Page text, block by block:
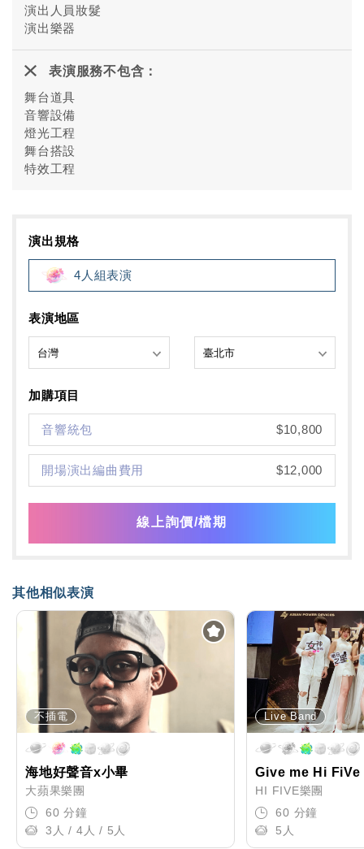
演出人員妝髮
演出樂器
表演服務不包含：
舞台道具
音響設備
燈光工程
舞台搭設
特效工程
演出規格
4人組表演
表演地區
加購項目
$10,800
音響統包
$12,000
開場演出編曲費用
線上詢價/檔期
其他相似表演
不插電
海地好聲音x小畢
大蘋果樂團
60 分鐘
3人 / 4人 / 5人
Live Band
Give me Hi FiVe
HI FIVE樂團
60 分鐘
5人